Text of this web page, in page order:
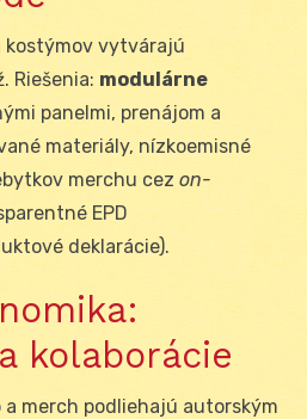
kostýmov vytvárajú
Riešenia: modulárne
panelmi, prenájom a
materiály, nízkoemisné
merchu cez on-
EPD
deklarácie).
kolaborácie
merch podliehajú autorským